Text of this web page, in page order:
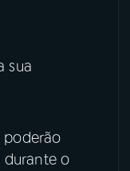
sua
poderão
durante o